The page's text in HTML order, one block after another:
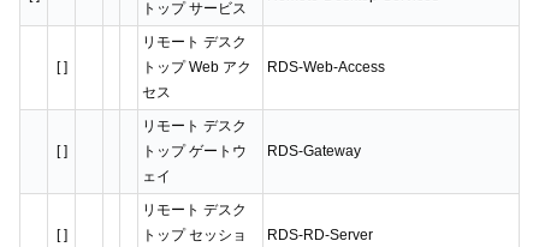
トップ サービス
[ ]
リモート デスク
トップ Web アク
セス
RDS-Web-Access
[ ]
リモート デスク
トップ ゲートウ
ェイ
RDS-Gateway
[ ]
リモート デスク
トップ セッショ
RDS-RD-Server